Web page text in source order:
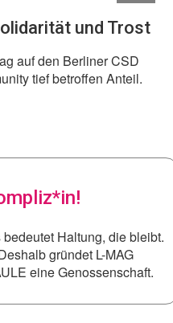
und Trost
auf den Berliner CSD
tief betroffen Anteil.
Haltung, die bleibt.
gründet L-MAG
eine Genossenschaft.